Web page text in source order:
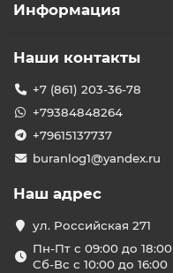
Информация
Наши контакты
+7 (861) 203-36-78
+79384848264
+79615137737
buranlog1@yandex.ru
Наш адрес
ул. Российская 271
Пн-Пт с 09:00 до 18:00
Сб-Вс с 10:00 до 16:00